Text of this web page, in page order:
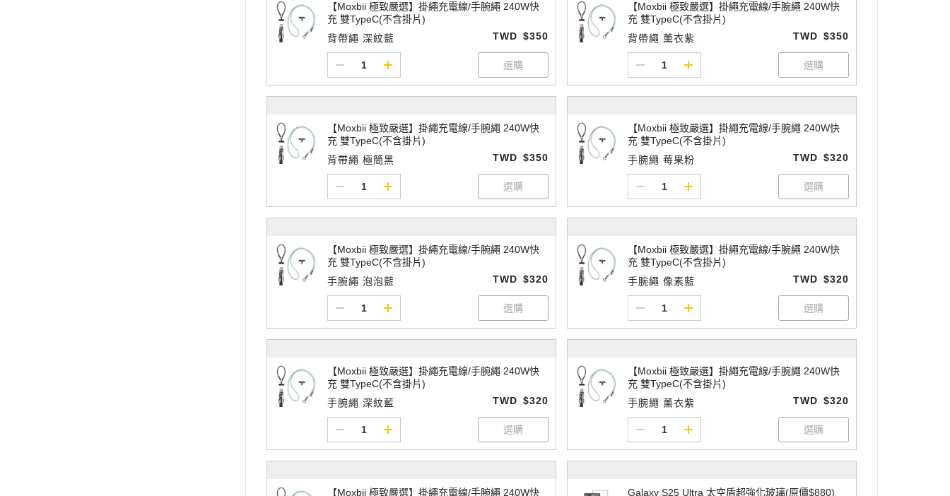
【Moxbii 極致嚴選】掛繩充電線/手腕繩 240W快
充 雙TypeC(不含掛片)
背帶繩 深紋藍
TWD $350
【Moxbii 極致嚴選】掛繩充電線/手腕繩 240W快
充 雙TypeC(不含掛片)
背帶繩 薰衣紫
TWD $350
【Moxbii 極致嚴選】掛繩充電線/手腕繩 240W快
充 雙TypeC(不含掛片)
背帶繩 極簡黑
TWD $350
【Moxbii 極致嚴選】掛繩充電線/手腕繩 240W快
充 雙TypeC(不含掛片)
手腕繩 莓果粉
TWD $320
【Moxbii 極致嚴選】掛繩充電線/手腕繩 240W快
充 雙TypeC(不含掛片)
手腕繩 泡泡藍
TWD $320
【Moxbii 極致嚴選】掛繩充電線/手腕繩 240W快
充 雙TypeC(不含掛片)
手腕繩 像素藍
TWD $320
【Moxbii 極致嚴選】掛繩充電線/手腕繩 240W快
充 雙TypeC(不含掛片)
手腕繩 深紋藍
TWD $320
【Moxbii 極致嚴選】掛繩充電線/手腕繩 240W快
充 雙TypeC(不含掛片)
手腕繩 薰衣紫
TWD $320
【Moxbii 極致嚴選】掛繩充電線/手腕繩 240W快
Galaxy S25 Ultra 太空盾超強化玻璃(原價$880)